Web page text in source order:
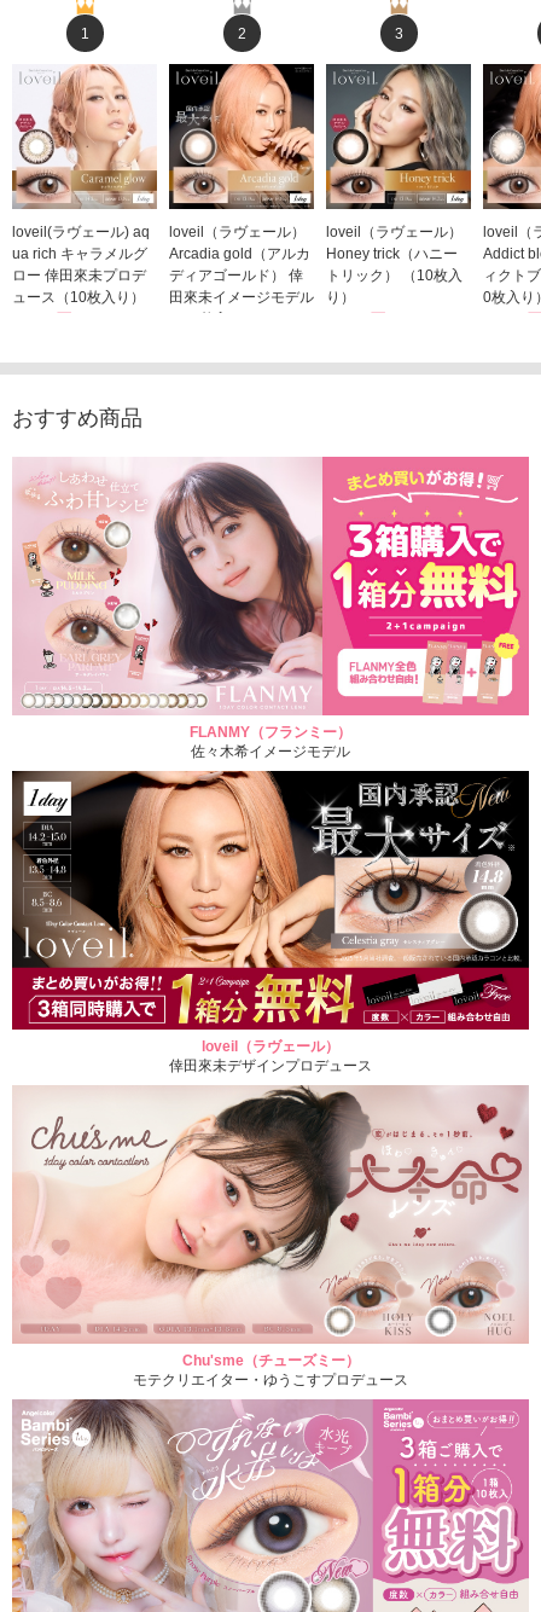
1
loveil(ラヴェール) aq
ua rich キャラメルグ
ロー 倖田來未プロデ
ュース（10枚入り）
2
loveil（ラヴェール）
Arcadia gold（アルカ
ディアゴールド） 倖
田來未イメージモデル
（10枚入り）
3
loveil（ラヴェール）
Honey trick（ハニー
トリック） （10枚入
り）
loveil（
Addict
ィクト
0枚入り
おすすめ商品
FLANMY（フランミー）
佐々木希イメージモデル
loveil（ラヴェール）
倖田來未デザインプロデュース
Chu'sme（チューズミー）
モテクリエイター・ゆうこすプロデュース